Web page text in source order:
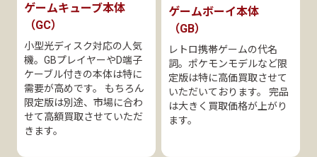
ゲームキューブ本体
（GC）
小型光ディスク対応の人気
機。GBプレイヤーやD端子
ケーブル付きの本体は特に
需要が高めです。 もちろん
限定版は別途、市場に合わ
せて高額買取させていただ
きます。
ゲームボーイ本体
（GB）
レトロ携帯ゲームの代名
詞。ポケモンモデルなど限
定版は特に高価買取させて
いただいております。 完品
は大きく買取価格が上がり
ます。